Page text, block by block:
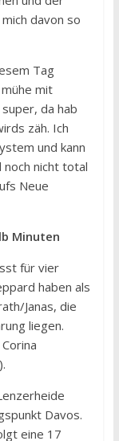
davon so
Tag
mit
da hab
zäh. Ich
und kann
noch nicht total
Neue
Minuten
für vier
haben als
Janas, die
liegen.
Davos.
eine 17